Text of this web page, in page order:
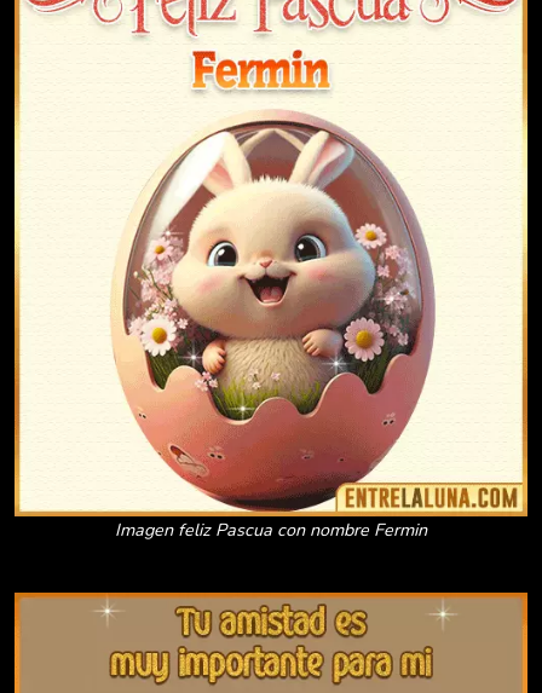
Imagen feliz Pascua con nombre Fermin